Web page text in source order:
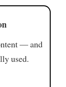
— and
used.